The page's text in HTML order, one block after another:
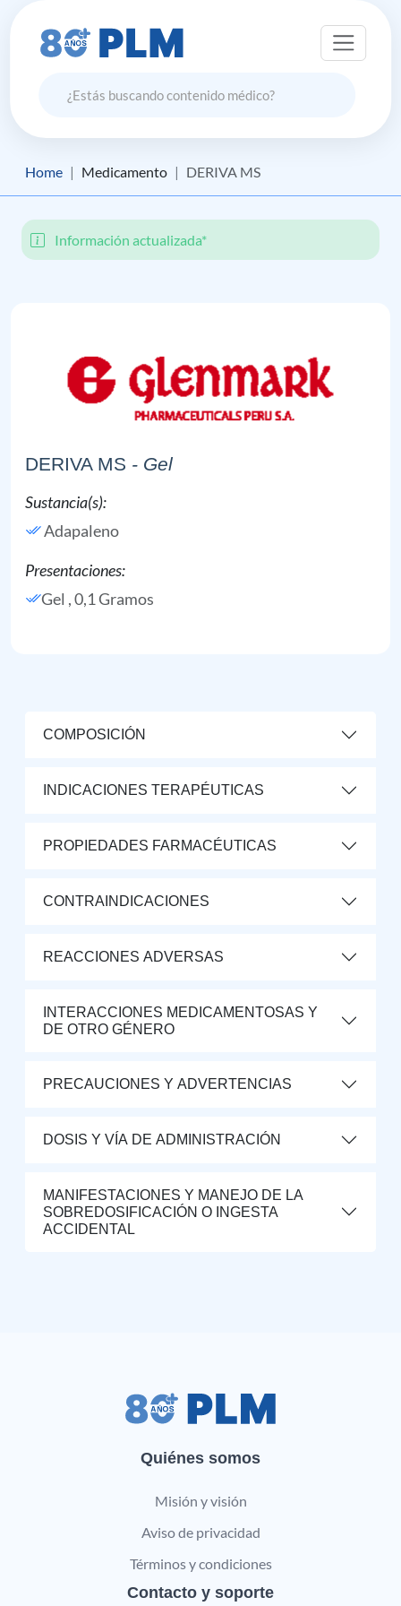
Home Medicamento DERIVA MS
Información actualizada*
DERIVA MS - Gel
Sustancia(s):
Adapaleno
Presentaciones:
Gel , 0,1 Gramos
COMPOSICIÓN
INDICACIONES TERAPÉUTICAS
PROPIEDADES FARMACÉUTICAS
CONTRAINDICACIONES
REACCIONES ADVERSAS
INTERACCIONES MEDICAMENTOSAS Y
DE OTRO GÉNERO
PRECAUCIONES Y ADVERTENCIAS
DOSIS Y VÍA DE ADMINISTRACIÓN
MANIFESTACIONES Y MANEJO DE LA
SOBREDOSIFICACIÓN O INGESTA
ACCIDENTAL
Quiénes somos
Misión y visión
Aviso de privacidad
Términos y condiciones
Contacto y soporte